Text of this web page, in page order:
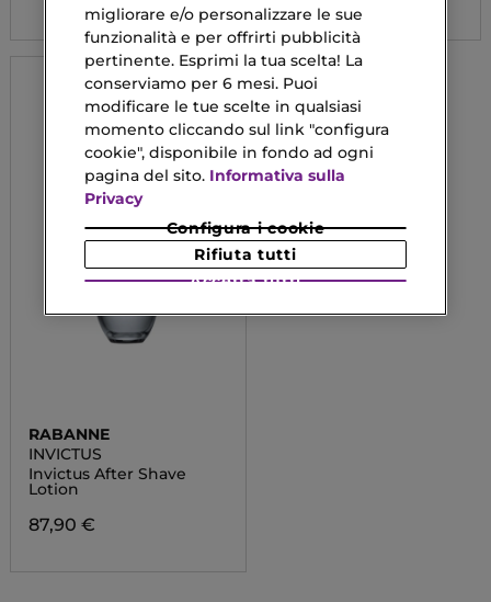
RABANNE
INVICTUS
Invictus After Shave
Lotion
87,90 €
migliorare e/o personalizzare le sue
funzionalità e per offrirti pubblicità
pertinente. Esprimi la tua scelta! La
conserviamo per 6 mesi. Puoi
modificare le tue scelte in qualsiasi
momento cliccando sul link "configura
cookie", disponibile in fondo ad ogni
pagina del sito. Informativa sulla
Privacy
Configura i cookie
Rifiuta tutti
Accetta tutti